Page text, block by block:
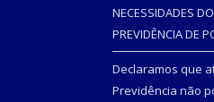
NECESSIDADES
PREVIDÊNCIA DE
Declaramos que
Previdência não